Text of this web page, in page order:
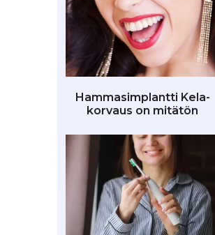
Hammasimplantti Kela-
korvaus on mitätön